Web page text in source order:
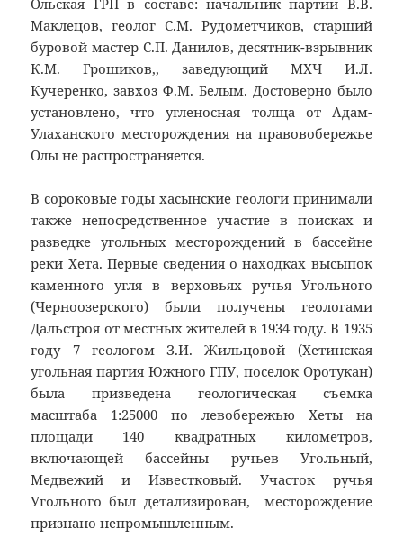
Ольская ГРП в составе: начальник партии В.В.
Маклецов, геолог С.М. Рудометчиков, старший
буровой мастер С.П. Данилов, десятник-взрывник
К.М. Грошиков,, заведующий МХЧ И.Л.
Кучеренко, завхоз Ф.М. Белым. Достоверно было
установлено, что угленосная толща от Адам-
Улаханского месторождения на правовобережье
Олы не распространяется.
В сороковые годы хасынские геологи принимали
также непосредственное участие в поисках и
разведке угольных месторождений в бассейне
реки Хета. Первые сведения о находках высыпок
каменного угля в верховьях ручья Угольного
(Черноозерского) были получены геологами
Дальстроя от местных жителей в 1934 году. В 1935
году 7 геологом З.И. Жильцовой (Хетинская
угольная партия Южного ГПУ, поселок Оротукан)
была призведена геологическая съемка
масштаба 1:25000 по левобережью Хеты на
площади 140 квадратных километров,
включающей бассейны ручьев Угольный,
Медвежий и Известковый. Участок ручья
Угольного был детализирован, месторождение
признано непромышленным.